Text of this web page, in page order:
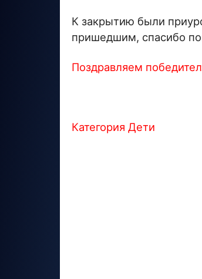
К закрытию были
пришедшим, спасибо
Поздравляем
Категория Дети